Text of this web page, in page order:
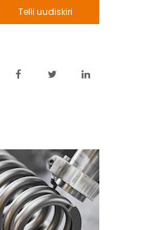
Telli uudiskiri